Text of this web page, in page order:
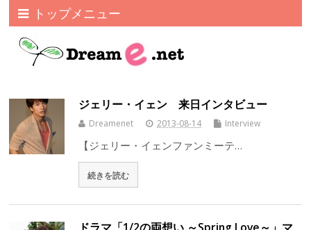
トップメニュー
ジェリー・イェン 来日インタビュー
Dreamenet 2013-08-14 Interview
【ジェリー・イェンファンミーテ…
続きを読む